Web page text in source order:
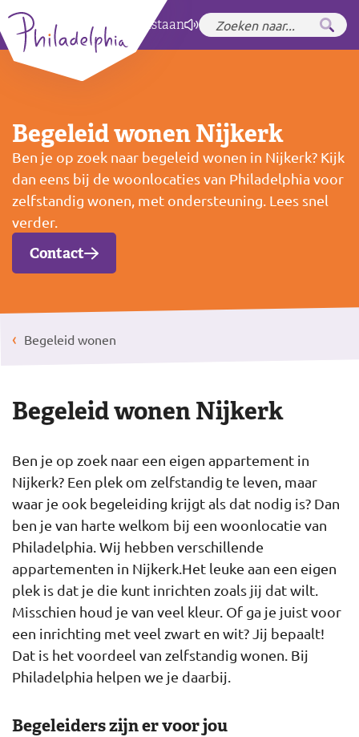
Zet hoog contrastaan
Begeleid wonen Nijkerk
Ben je op zoek naar begeleid wonen in Nijkerk? Kijk
dan eens bij de woonlocaties van Philadelphia voor
zelfstandig wonen, met ondersteuning. Lees snel
verder.
Contact
Begeleid wonen
Begeleid wonen Nijkerk
Ben je op zoek naar een eigen appartement in
Nijkerk? Een plek om zelfstandig te leven, maar
waar je ook begeleiding krijgt als dat nodig is? Dan
ben je van harte welkom bij een woonlocatie van
Philadelphia. Wij hebben verschillende
appartementen in Nijkerk.Het leuke aan een eigen
plek is dat je die kunt inrichten zoals jij dat wilt.
Misschien houd je van veel kleur. Of ga je juist voor
een inrichting met veel zwart en wit? Jij bepaalt!
Dat is het voordeel van zelfstandig wonen. Bij
Philadelphia helpen we je daarbij.
Begeleiders zijn er voor jou